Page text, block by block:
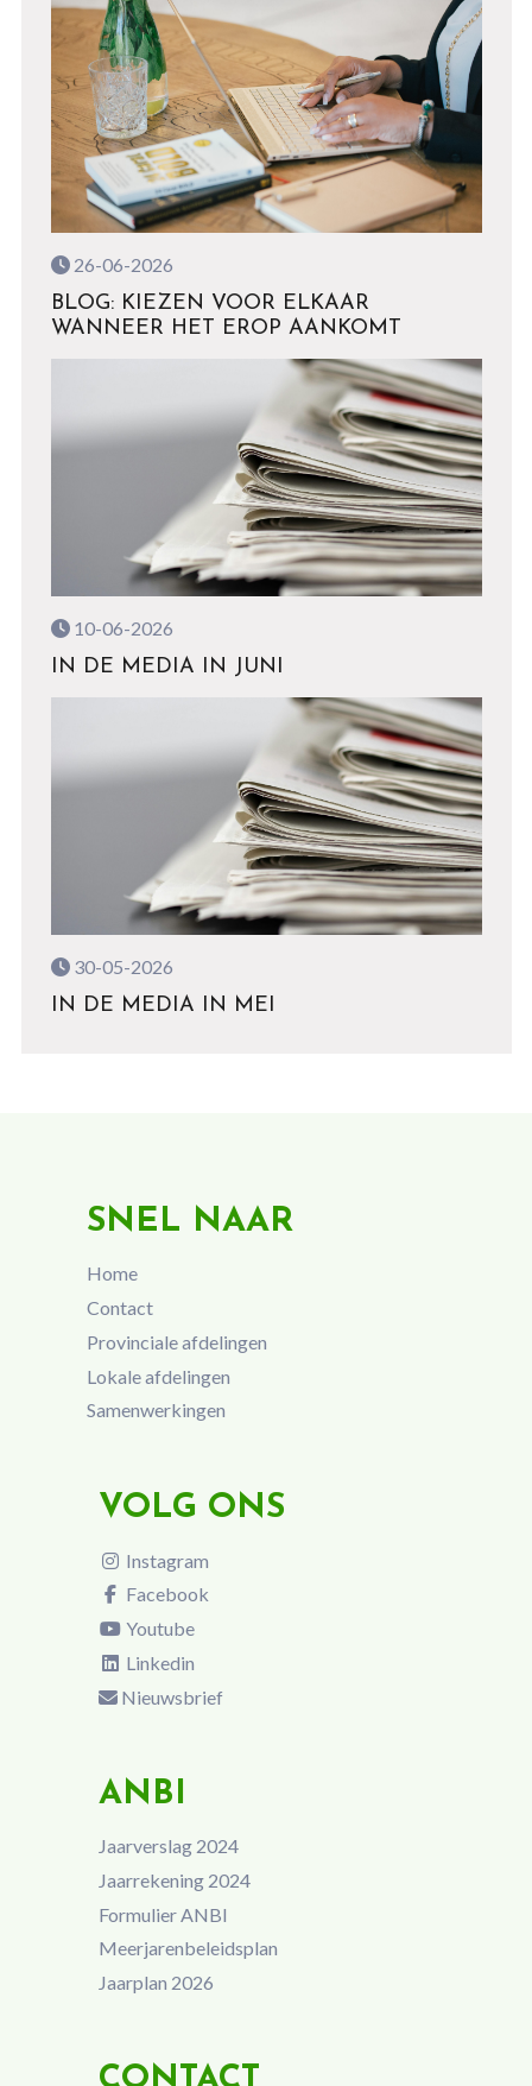
26-06-2026
BLOG: KIEZEN VOOR ELKAAR
WANNEER HET EROP AANKOMT
10-06-2026
IN DE MEDIA IN JUNI
30-05-2026
IN DE MEDIA IN MEI
SNEL NAAR
Home
Contact
Provinciale afdelingen
Lokale afdelingen
Samenwerkingen
VOLG ONS
Instagram
Facebook
Youtube
Linkedin
Nieuwsbrief
ANBI
Jaarverslag 2024
Jaarrekening 2024
Formulier ANBI
Meerjarenbeleidsplan
Jaarplan 2026